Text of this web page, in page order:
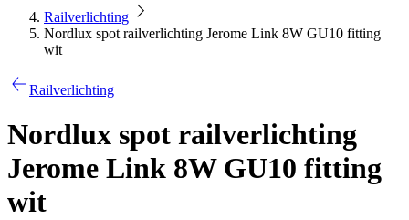
Railverlichting
Nordlux spot railverlichting Jerome Link 8W GU10 fitting
wit
Railverlichting
Nordlux spot railverlichting
Jerome Link 8W GU10 fitting
wit